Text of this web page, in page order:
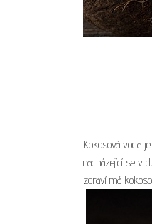
Kokosová voda
nacházející se v
zdraví má